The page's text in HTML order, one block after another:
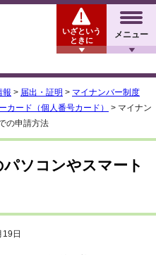
メニュー
いざという
ときに
報 > 届出・証明 > マイナンバー制度
カード（個人番号カード）
> マイナン
の申請方法
ソコンやスマート
日